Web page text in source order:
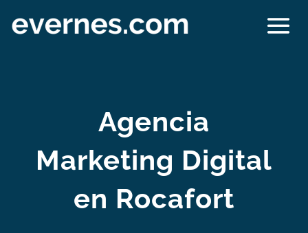
Agencia
Marketing Digital
en Rocafort